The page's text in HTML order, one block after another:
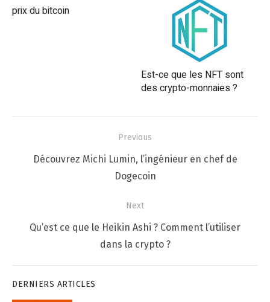
prix du bitcoin
Est-ce que les NFT sont
des crypto-monnaies ?
Previous
Previous
Découvrez Michi Lumin, l’ingénieur en chef de
Dogecoin
Next
NextQu’est ce que le Heikin Ashi ? Comment l’utiliser
dans la crypto ?
DERNIERS ARTICLES